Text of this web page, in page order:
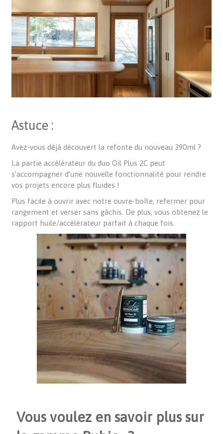
Astuce :
Avez-vous déjà découvert la refonte du nouveau 390ml ?
La partie accélérateur du duo Oil Plus 2C peut
s’accompagner d’une nouvelle fonctionnalité pour rendre
vos projets encore plus fluides !
Plus facile à ouvrir avec notre ouvre-boîte, refermer pour
rangement et verser sans gâchis. De plus, vous obtenez le
rapport huile/accélérateur parfait à chaque fois.
Vous voulez en savoir plus sur